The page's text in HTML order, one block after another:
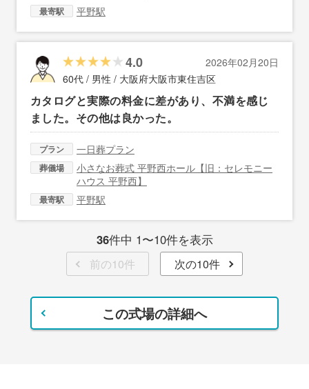
最寄駅 平野駅
4.0
2026年02月20日
60代 / 男性 / 大阪府大阪市東住吉区
カタログと実際の料金に差があり、不満を感じ
ました。その他は良かった。
プラン 一日葬プラン
葬儀場
小さなお葬式 平野西ホール【旧：セレモニー
ハウス 平野西】
最寄駅 平野駅
36件中 1〜10件を表示
前の10件 次の10件
この式場の詳細へ